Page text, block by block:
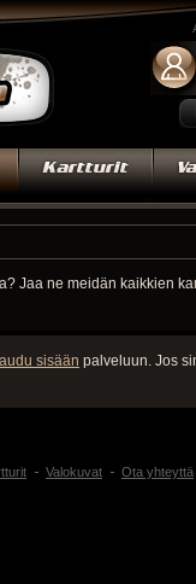
Jaa ne meidän kaikkien
sisään palveluun. Jos
Valokuvat Ota yhteyttä